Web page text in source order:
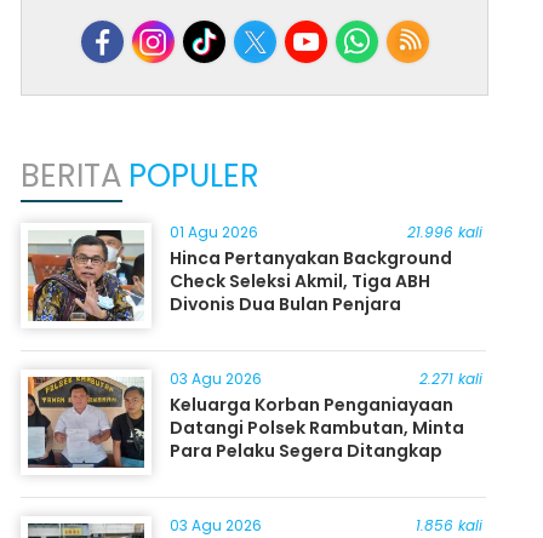
BERITA POPULER
01 Agu 2026 21.996 kali
Hinca Pertanyakan Background
Check Seleksi Akmil, Tiga ABH
Divonis Dua Bulan Penjara
03 Agu 2026 2.271 kali
Keluarga Korban Penganiayaan
Datangi Polsek Rambutan, Minta
Para Pelaku Segera Ditangkap
03 Agu 2026 1.856 kali